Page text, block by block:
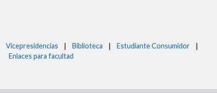
Vicepresidencias | Biblioteca | Estudiante Consumidor |
Enlaces para facultad